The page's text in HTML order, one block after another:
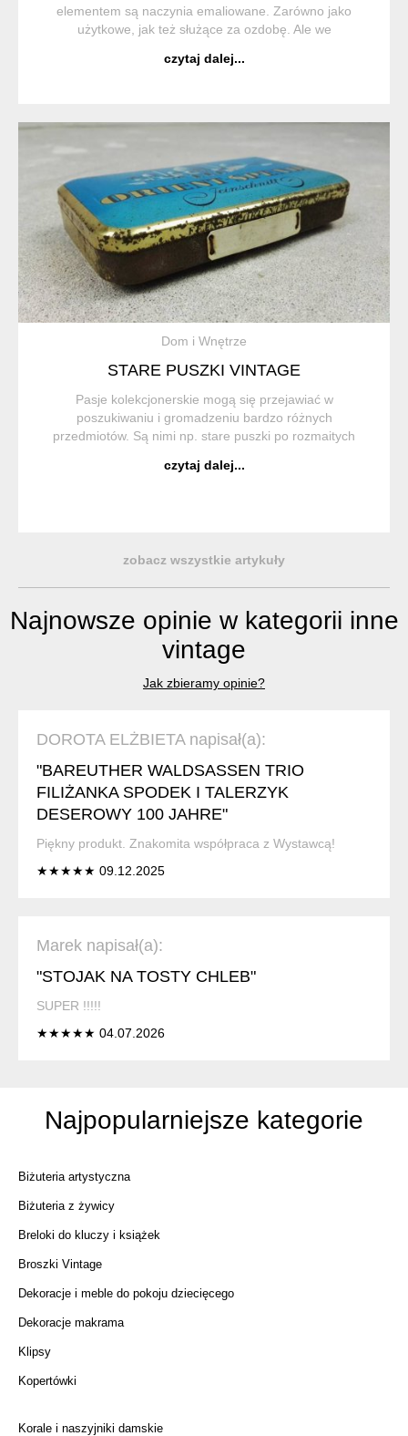
elementem są naczynia emaliowane. Zarówno jako
użytkowe, jak też służące za ozdobę. Ale we
Kubki emaliowane zawsze były i są chętnie kupowane, nie
czytaj dalej...
Dom i Wnętrze
STARE PUSZKI VINTAGE
Pasje kolekcjonerskie mogą się przejawiać w
poszukiwaniu i gromadzeniu bardzo różnych
przedmiotów. Są nimi np. stare puszki po rozmaitych
garażu nieco pordzewiałych puszek wypełnionych jakimiś
czytaj dalej...
zobacz wszystkie artykuły
Najnowsze opinie w kategorii inne
vintage
Jak zbieramy opinie?
DOROTA ELŻBIETA napisał(a):
"BAREUTHER WALDSASSEN TRIO
FILIŻANKA SPODEK I TALERZYK
DESEROWY 100 JAHRE"
Piękny produkt. Znakomita współpraca z Wystawcą!
★★★★★ 09.12.2025
Marek napisał(a):
"STOJAK NA TOSTY CHLEB"
SUPER !!!!!
★★★★★ 04.07.2026
Najpopularniejsze kategorie
Biżuteria artystyczna
Biżuteria z żywicy
Breloki do kluczy i książek
Broszki Vintage
Dekoracje i meble do pokoju dziecięcego
Dekoracje makrama
Klipsy
Kopertówki
Korale i naszyjniki damskie